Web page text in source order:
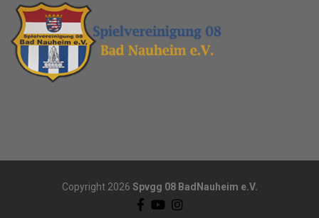
Copyright 2026 Spvgg 08 BadNauheim e.V.